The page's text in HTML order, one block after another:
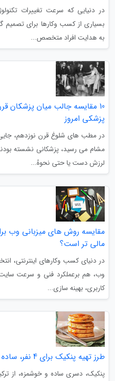
در دنیایی که سرعت تغییرات
بسیاری از کسب وکارها برای
به هدایت افراد متخصص...
10 مقایسه جالب میان پزشکان
پزشکی امروز
در مطب های شلوغ قرن نوزدهم،
مشام می رسید، پزشکانی نشسته
لرزش دست یا حتی نحوهٔ...
مقایسه روش های میزبانی وب
مالی تر است؟
در دنیای کسب وکارهای اینترنتی،
وب، هم برعملکرد فنی و سرعت سایت
کاربری، بهینه سازی...
طرز تهیه پنکیک برای 4 نفر، ساده ترین دستور ممکن
پنکیک، دسری ساده و خوشمزه، از